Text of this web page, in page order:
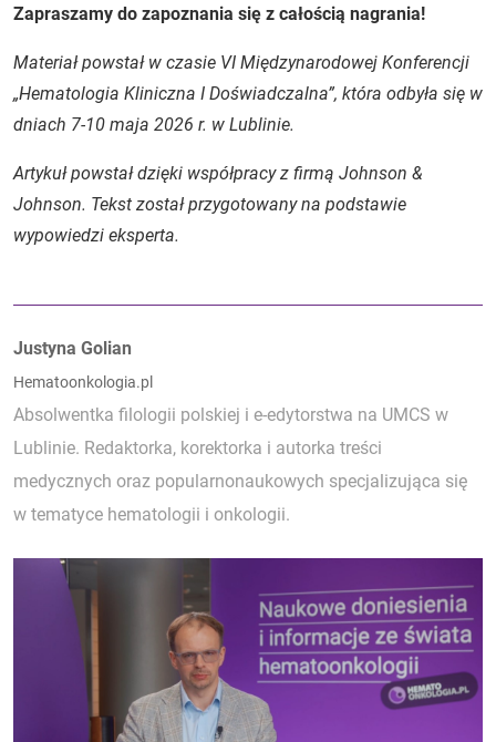
Zapraszamy do zapoznania się z całością nagrania!
Materiał powstał w czasie VI Międzynarodowej Konferencji
„Hematologia Kliniczna I Doświadczalna”, która odbyła się w
dniach 7-10 maja 2026 r. w Lublinie.
Artykuł powstał dzięki współpracy z firmą Johnson &
Johnson. Tekst został przygotowany na podstawie
wypowiedzi eksperta.
Autorzy:
Justyna Golian
Hematoonkologia.pl
Absolwentka filologii polskiej i e-edytorstwa na UMCS w
Lublinie. Redaktorka, korektorka i autorka treści
medycznych oraz popularnonaukowych specjalizująca się
w tematyce hematologii i onkologii.